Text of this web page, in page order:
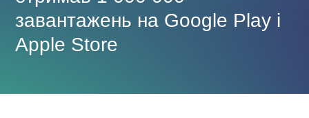
завантажень на Google Play і
Apple Store